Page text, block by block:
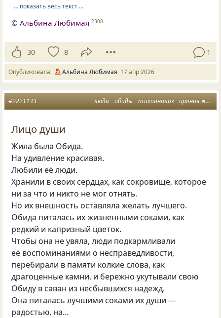
… показать весь текст …
©Альбина Любимая 2308
30 8 1
Опубликовала Альбина Любимая 17 апр 2026
люди обиды психоанализ ирония жизни
#2221133
Лицо души
Жила была Обида.
На удивление красивая.
Любили её люди.
Хранили в своих сердцах, как сокровище, которое
ни за что и никто не мог отнять.
Но их внешность оставляла желать лучшего.
Обида питалась их жизненными соками, как
редкий и капризный цветок.
Чтобы она не увяла, люди подкармливали
её воспоминаниями о несправедливости,
перебирали в памяти колкие слова, как
драгоценные камни, и бережно укутывали свою
Обиду в саван из несбывшихся надежд.
Она питалась лучшими соками их души —
радостью, на…